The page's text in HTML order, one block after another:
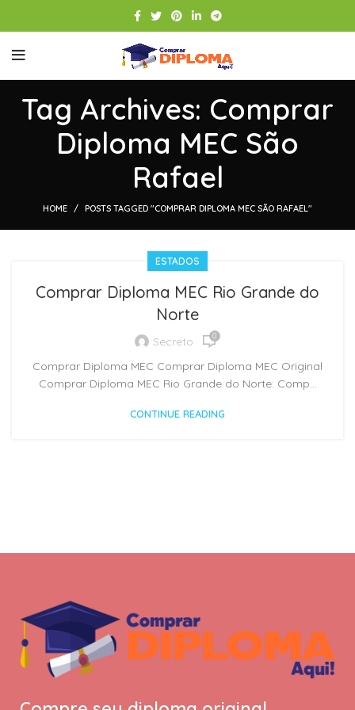
Tag Archives: Comprar
Diploma MEC São
Rafael
HOME POSTS TAGGED "COMPRAR DIPLOMA MEC SÃO RAFAEL"
ESTADOS
Comprar Diploma MEC Rio Grande do
Norte
Secreto 0
Comprar Diploma MEC Comprar Diploma MEC Original
Comprar Diploma MEC Rio Grande do Norte: Comp...
CONTINUE READING